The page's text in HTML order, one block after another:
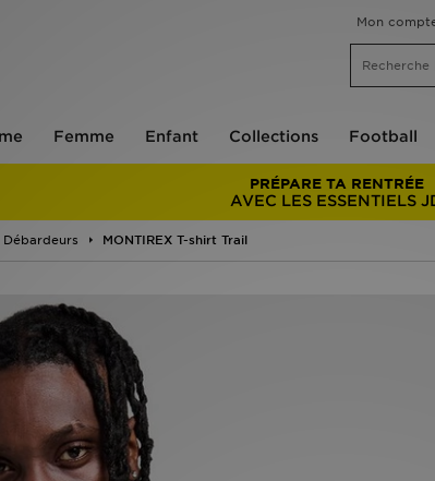
Mon
Femme Enfant Collections Football
PRÉPARE TA RENTRÉE
AVEC LES ESSENTIELS
MONTIREX T-shirt Trail